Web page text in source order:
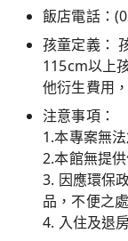
飯店電話：
孩童定義：
115cm以上
他衍生費用
注意事項：
1.本專案無
2.本館無提
3. 因應環保
品，不便之
4. 入住及退